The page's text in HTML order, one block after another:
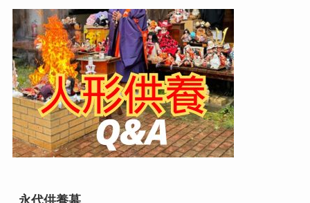
永代供養墓